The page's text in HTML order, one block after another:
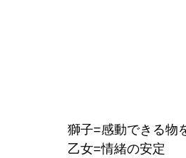
獅子=感動できる物
乙女=情緒の安定